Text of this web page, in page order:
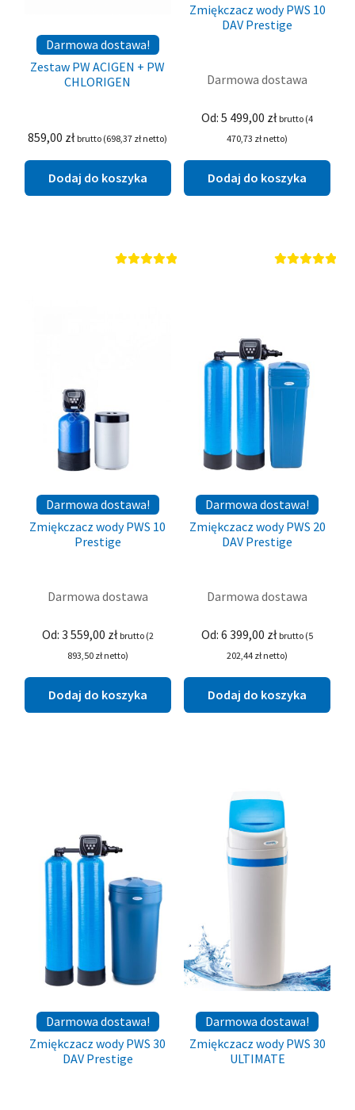
Darmowa dostawa!
Zestaw PW ACIGEN + PW
CHLORIGEN
859,00 zł brutto (698,37 złnetto)
Dodaj do koszyka
Zmiękczacz wody PWS 10
DAV Prestige
Darmowa dostawa
Od:5 499,00 zł brutto (4
470,73 złnetto)
Dodaj do koszyka
Darmowa dostawa!
Zmiękczacz wody PWS 10
Prestige
Darmowa dostawa
Od: 3 559,00 zł brutto (2
893,50 złnetto)
Dodaj do koszyka
Darmowa dostawa!
Zmiękczacz wody PWS 20
DAV Prestige
Darmowa dostawa
Od:6 399,00 zł brutto (5
202,44 złnetto)
Dodaj do koszyka
Darmowa dostawa!
Zmiękczacz wody PWS 30
DAV Prestige
Darmowa dostawa!
Zmiękczacz wody PWS 30
ULTIMATE